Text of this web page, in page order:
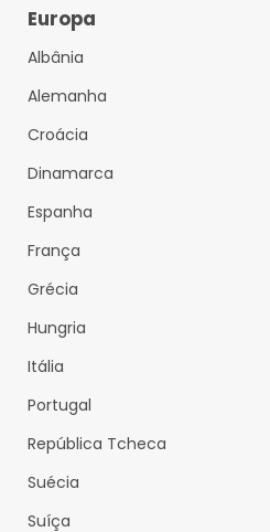
Europa
Albânia
Alemanha
Croácia
Dinamarca
Espanha
França
Grécia
Hungria
Itália
Portugal
República Tcheca
Suécia
Suíça